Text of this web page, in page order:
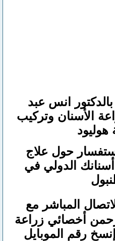
بالدكتور انس عبد
الأسنان وتركيب
هوليود
حول علاج
الدولي في
المباشر مع
أخصائي زراعة
إنسخ رقم الموبايل